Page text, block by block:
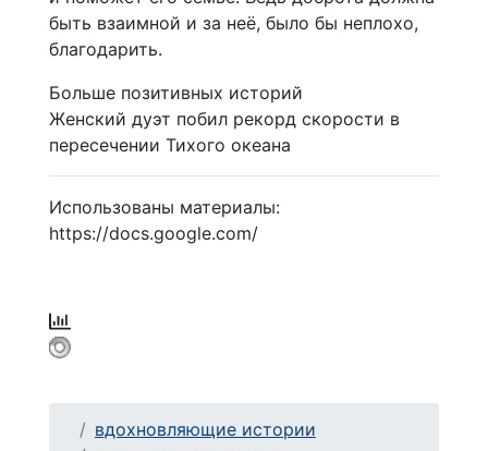
быть взаимной и за неё, было бы неплохо,
благодарить.
Больше позитивных историй
Женский дуэт побил рекорд скорости в
пересечении Тихого океана
Использованы материалы:
https://docs.google.com/
вдохновляющие истории